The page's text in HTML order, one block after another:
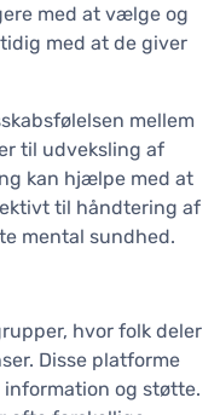
med at vælge og
med at de giver
mellem
til udveksling af
kan hjælpe med at
til håndtering af
mental sundhed.
hvor folk deler
Disse platforme
og støtte.